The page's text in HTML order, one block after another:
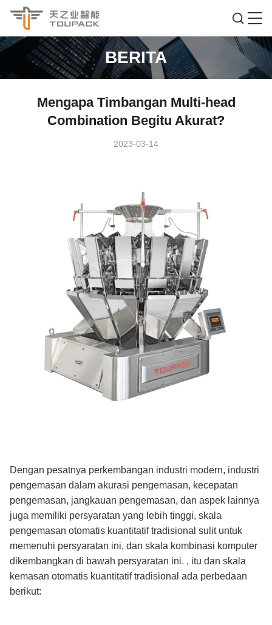
BERITA
Mengapa Timbangan Multi-head
Combination Begitu Akurat?
2023-03-14
Dengan pesatnya perkembangan industri modern, industri
pengemasan dalam akurasi pengemasan, kecepatan
pengemasan, jangkauan pengemasan, dan aspek lainnya
juga memiliki persyaratan yang lebih tinggi, skala
pengemasan otomatis kuantitatif tradisional sulit untuk
memenuhi persyaratan ini, dan skala kombinasi komputer
dikembangkan di bawah persyaratan ini. , itu dan skala
kemasan otomatis kuantitatif tradisional ada perbedaan
berikut: